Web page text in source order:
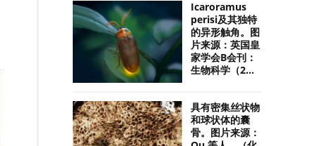
Icaroramus
perisi及其独特
的异形触角。图
片来源：英国皇
家学会B会刊：
生物科学（2...
具有密集丝状物
和球状体的囊
骨。图片来源：